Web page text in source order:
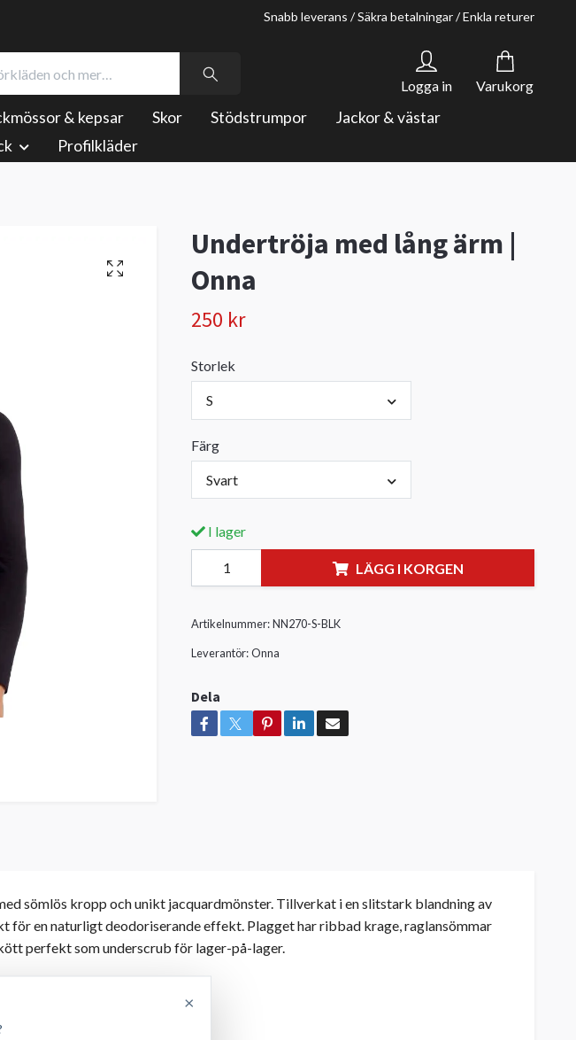
Snabb leverans / Säkra betalningar / Enkla returer
Logga in Varukorg
& kepsar Skor Stödstrumpor
Jackor & västar
Profilkläder
Undertröja med lång ärm |
Onna
250 kr
Storlek
S
Färg
Svart
I lager
LÄGG I KORGEN
Artikelnummer: NN270-S-BLK
Leverantör: Onna
Dela
sömlös kropp och unikt jacquardmönster. Tillverkat i en slitstark blandning av
för en naturligt deodoriserande effekt. Plagget har ribbad krage, raglansömmar
perfekt som underscrub för lager-på-lager.
×